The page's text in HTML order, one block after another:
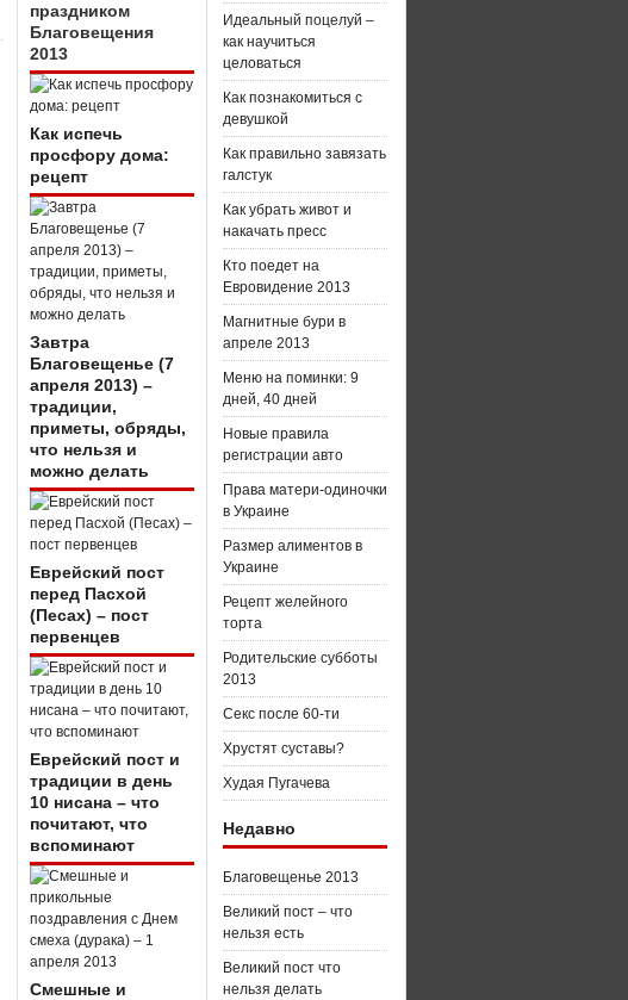
праздником
Благовещения
2013
Как испечь
просфору дома:
рецепт
Завтра
Благовещенье (7
апреля 2013) –
традиции,
приметы, обряды,
что нельзя и
можно делать
Еврейский пост
перед Пасхой
(Песах) – пост
первенцев
Еврейский пост и
традиции в день
10 нисана – что
почитают, что
вспоминают
Смешные и
Идеальный поцелуй –
как научиться
целоваться
Как познакомиться с
девушкой
Как правильно завязать
галстук
Как убрать живот и
накачать пресс
Кто поедет на
Евровидение 2013
Магнитные бури в
апреле 2013
Меню на поминки: 9
дней, 40 дней
Новые правила
регистрации авто
Права матери-одиночки
в Украине
Размер алиментов в
Украине
Рецепт желейного
торта
Родительские субботы
2013
Секс после 60-ти
Хрустят суставы?
Худая Пугачева
Недавно
Благовещенье 2013
Великий пост – что
нельзя есть
Великий пост что
нельзя делать